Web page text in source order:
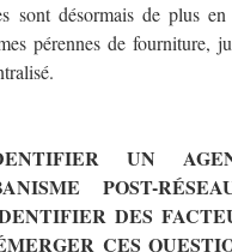
sont désormais de plus
pérennes de fourniture,
UN
POST-
DES
CES